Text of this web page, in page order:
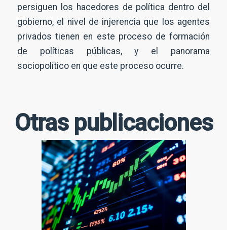
persiguen los hacedores de política dentro del
gobierno, el nivel de injerencia que los agentes
privados tienen en este proceso de formación
de políticas públicas, y el panorama
sociopolítico en que este proceso ocurre.
Otras publicaciones
s
m
i